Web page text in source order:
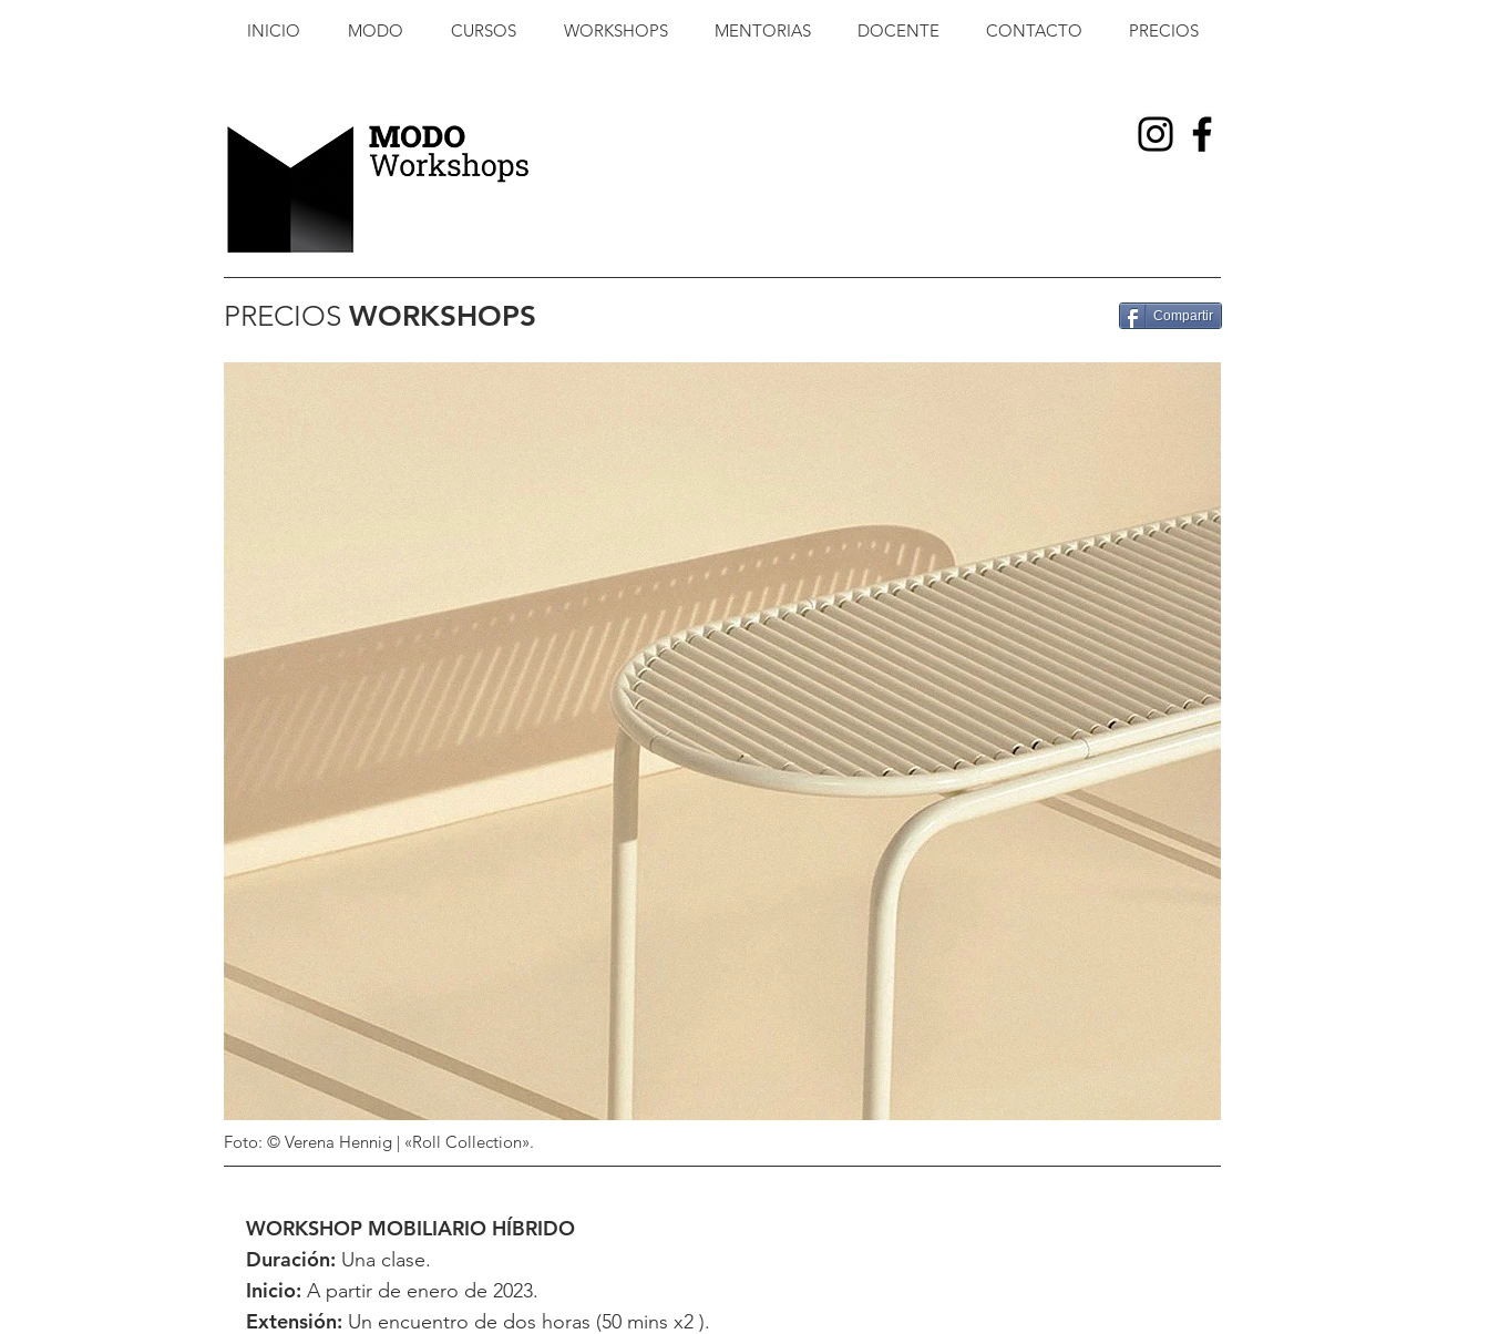
INICIO MODO CURSOS WORKSHOPS MENTORIAS DOCENTE CONTACTO PRECIOS
PRECIOS WORKSHOPS Compartir
Foto: © Verena Hennig | «Roll Collection».
WORKSHOP MOBILIARIO HÍBRIDO
Duración: Una clase.
Inicio: A partir de enero de 2023.
Extensión: Un encuentro de dos horas (50 mins x2 ).